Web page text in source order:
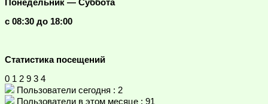
Понедельник — Суббота
с 08:30 до 18:00
Статистика посещений
0 1 2 9 3 4
Пользователи сегодня : 2
Пользователи в этом месяце : 91